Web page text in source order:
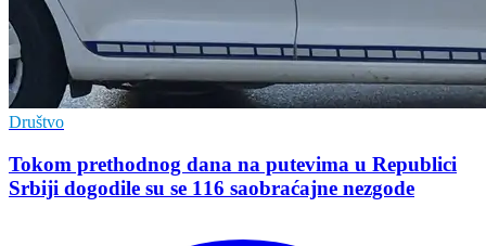
Društvo
Tokom prethodnog dana na putevima u Republici
Srbiji dogodile su se 116 saobraćajne nezgode